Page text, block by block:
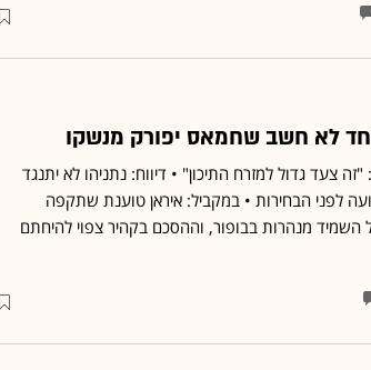
לא חשב שחמאס יפורק מנשקו
צעד גדול למזרח התיכון" • דיווח: נתניהו לא יתנגד
לפני הבחירות • במקביל: איראן טוענת שתקפה
השמיד מנהרות בבופור, וההסכם בקהיר צפוי להיחתם